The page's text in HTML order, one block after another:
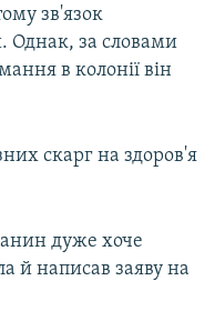
зв'язок
Однак, за словами
в колонії він
скарг на здоров'я
дуже хоче
й написав заяву на